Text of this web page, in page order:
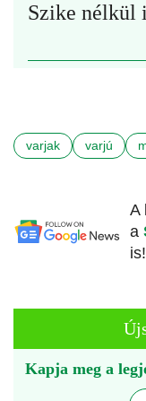
Szike nélkül
varjak varjú
A
a
is!
Kapja meg a